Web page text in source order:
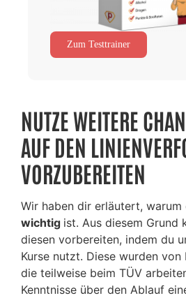
Zum Testtrainer
NUTZE WEITERE
AUF DEN
VORZUBEREITEN
Wir haben dir erläutert, warum
wichtig ist. Aus diesem Grund
diesen vorbereiten, indem du
Kurse nutzt. Diese wurden
die teilweise beim TÜV
Kenntnisse über den Ablauf